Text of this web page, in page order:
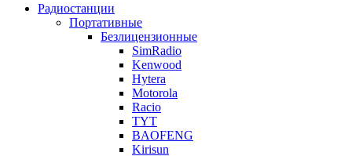
Радиостанции
Портативные
Безлицензионные
SimRadio
Kenwood
Hytera
Motorola
Racio
TYT
BAOFENG
Kirisun